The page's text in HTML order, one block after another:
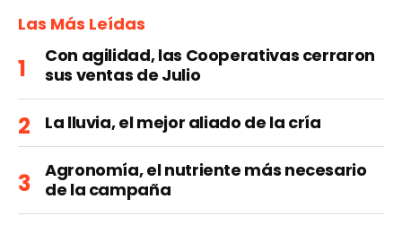
Las Más Leídas
Con agilidad, las Cooperativas cerraron
sus ventas de Julio
La lluvia, el mejor aliado de la cría
Agronomía, el nutriente más necesario
de la campaña